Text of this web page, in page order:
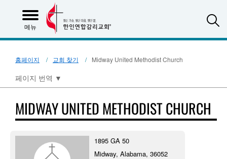
메뉴
홈페이지 교회 찾기 Midway United Methodist Church
페이지 번역 ▼
MIDWAY UNITED METHODIST CHURCH
1895 GA 50
Midway, Alabama, 36052